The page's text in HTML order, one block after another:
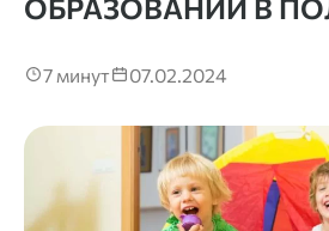
ОБРАЗОВАНИИ В
7 минут 07.02.2024